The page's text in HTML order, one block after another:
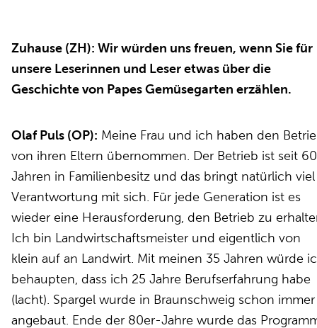
Zuhause (ZH): Wir würden uns freuen, wenn Sie für
unsere Leserinnen und Leser etwas über die
Geschichte von Papes Gemüsegarten erzählen.
Olaf Puls (OP): Meine Frau und ich haben den
von ihren Eltern übernommen. Der Betrieb ist seit
Jahren in Familienbesitz und das bringt natürlich viel
Verantwortung mit sich. Für jede Generation ist es
wieder eine Herausforderung, den Betrieb zu
Ich bin Landwirtschaftsmeister und eigentlich von
klein auf an Landwirt. Mit meinen 35 Jahren würde
behaupten, dass ich 25 Jahre Berufserfahrung habe
(lacht). Spargel wurde in Braunschweig schon immer
angebaut. Ende der 80er-Jahre wurde das